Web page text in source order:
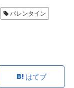
バレンタイン
はてブ